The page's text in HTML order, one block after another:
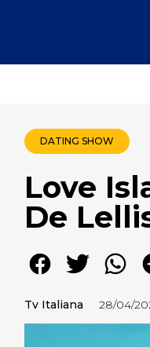
DATING SHOW
Love
De
Tv Italiana 28/04/